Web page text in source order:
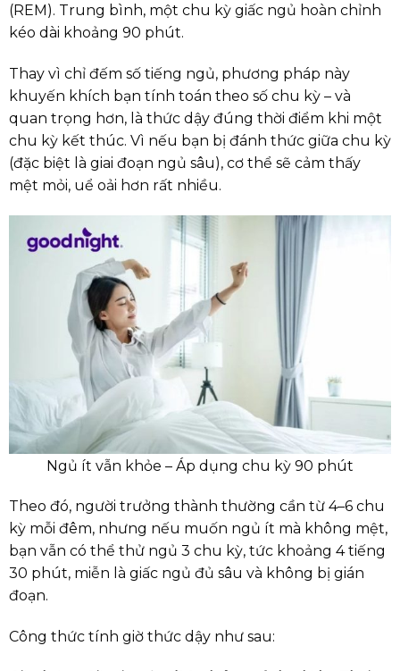
(REM). Trung bình, một chu kỳ giấc ngủ hoàn chỉnh
kéo dài khoảng 90 phút.
Thay vì chỉ đếm số tiếng ngủ, phương pháp này
khuyến khích bạn tính toán theo số chu kỳ – và
quan trọng hơn, là thức dậy đúng thời điểm khi một
chu kỳ kết thúc. Vì nếu bạn bị đánh thức giữa chu kỳ
(đặc biệt là giai đoạn ngủ sâu), cơ thể sẽ cảm thấy
mệt mỏi, uể oải hơn rất nhiều.
Ngủ ít vẫn khỏe – Áp dụng chu kỳ 90 phút
Theo đó, người trưởng thành thường cần từ 4–6 chu
kỳ mỗi đêm, nhưng nếu muốn ngủ ít mà không mệt,
bạn vẫn có thể thử ngủ 3 chu kỳ, tức khoảng 4 tiếng
30 phút, miễn là giấc ngủ đủ sâu và không bị gián
đoạn.
Công thức tính giờ thức dậy như sau: